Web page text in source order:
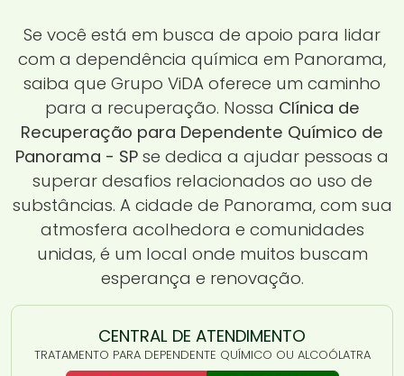
Se você está em busca de apoio para lidar
com a dependência química em Panorama,
saiba que Grupo ViDA oferece um caminho
para a recuperação. Nossa Clínica de
Recuperação para Dependente Químico de
Panorama - SP se dedica a ajudar pessoas a
superar desafios relacionados ao uso de
substâncias. A cidade de Panorama, com sua
atmosfera acolhedora e comunidades
unidas, é um local onde muitos buscam
esperança e renovação.
CENTRAL DE ATENDIMENTO
TRATAMENTO PARA DEPENDENTE QUÍMICO OU ALCOÓLATRA